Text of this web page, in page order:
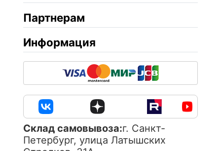
Партнерам
Информация
Cклад самовывоза:г. Санкт-
Петербург, улица Латышских